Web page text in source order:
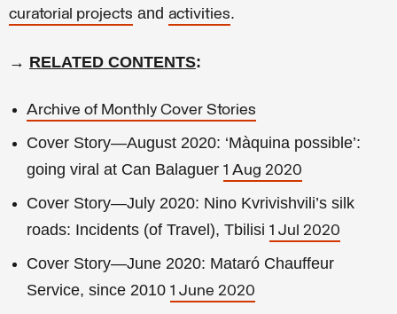
curatorial projects and activities.
→ RELATED CONTENTS:
Archive of Monthly Cover Stories
Cover Story—August 2020: ‘Màquina possible’:
going viral at Can Balaguer 1 Aug 2020
Cover Story—July 2020: Nino Kvrivishvili’s silk
roads: Incidents (of Travel), Tbilisi 1 Jul 2020
Cover Story—June 2020: Mataró Chauffeur
Service, since 2010 1 June 2020